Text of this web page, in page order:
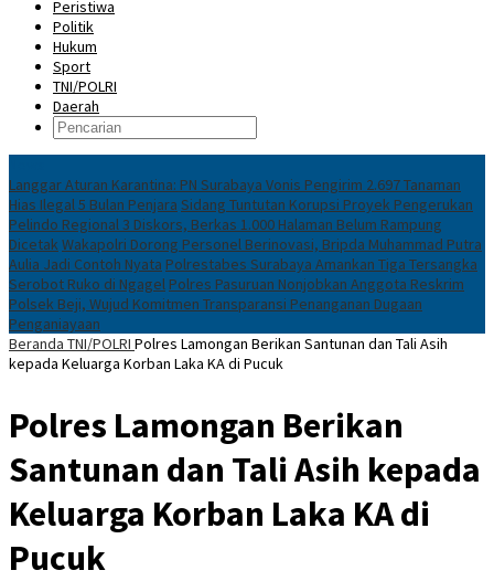
Peristiwa
Politik
Hukum
Sport
TNI/POLRI
Daerah
Langgar Aturan Karantina: PN Surabaya Vonis Pengirim 2.697 Tanaman
Hias Ilegal 5 Bulan Penjara Sidang Tuntutan Korupsi Proyek Pengerukan
Pelindo Regional 3 Diskors, Berkas 1.000 Halaman Belum Rampung
Dicetak Wakapolri Dorong Personel Berinovasi, Bripda Muhammad Putra
Aulia Jadi Contoh Nyata Polrestabes Surabaya Amankan Tiga Tersangka
Serobot Ruko di Ngagel Polres Pasuruan Nonjobkan Anggota Reskrim
Polsek Beji, Wujud Komitmen Transparansi Penanganan Dugaan
Penganiayaan
Beranda TNI/POLRI Polres Lamongan Berikan Santunan dan Tali Asih
kepada Keluarga Korban Laka KA di Pucuk
Polres Lamongan Berikan
Santunan dan Tali Asih kepada
Keluarga Korban Laka KA di
Pucuk